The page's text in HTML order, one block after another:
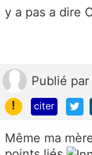
y a pas a dire
Publié par
!
citer
Même ma